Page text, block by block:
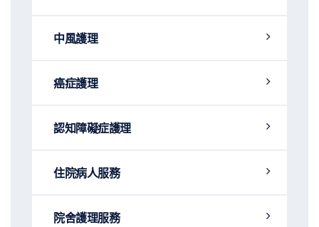
中風護理
癌症護理
認知障礙症護理
住院病人服務
院舍護理服務